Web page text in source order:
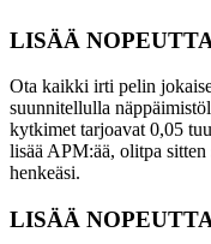
LISÄÄ
Ota kaikki irti pelin
suunnitellulla
kytkimet tarjoavat 0,05
lisää APM:ää, olitpa sitten
henkeäsi.
LISÄÄ